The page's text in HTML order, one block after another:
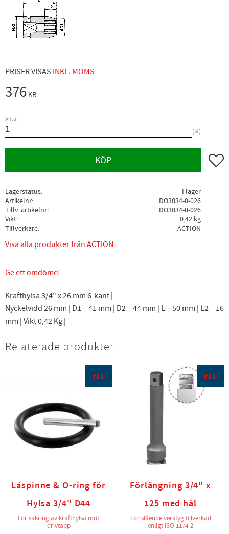
PRISER VISAS INKL. MOMS
376 KR
Antal
st
KÖP Lägg
Lagerstatus
I lager
Artikelnr
DO3034-0-026
Tillv. artikelnr
DO3034-0-026
Vikt
0,42 kg
Tillverkare
ACTION
Visa alla produkter från ACTION
Ge ett omdöme!
Krafthylsa 3/4" x 26 mm 6-kant |
Nyckelvidd 26 mm | D1 = 41 mm | D2 = 44 mm | L = 50 mm | L2 = 16
mm | Vikt 0,42 Kg |
Relaterade produkter
Låspinne & O-ring för
Hylsa 3/4" D44
För säkring av krafthylsa mot
drivtapp
INFO
Förlängning 3/4" x
125 med hål
För slående verktyg tillverkad
enligt ISO 1174-2
INFO